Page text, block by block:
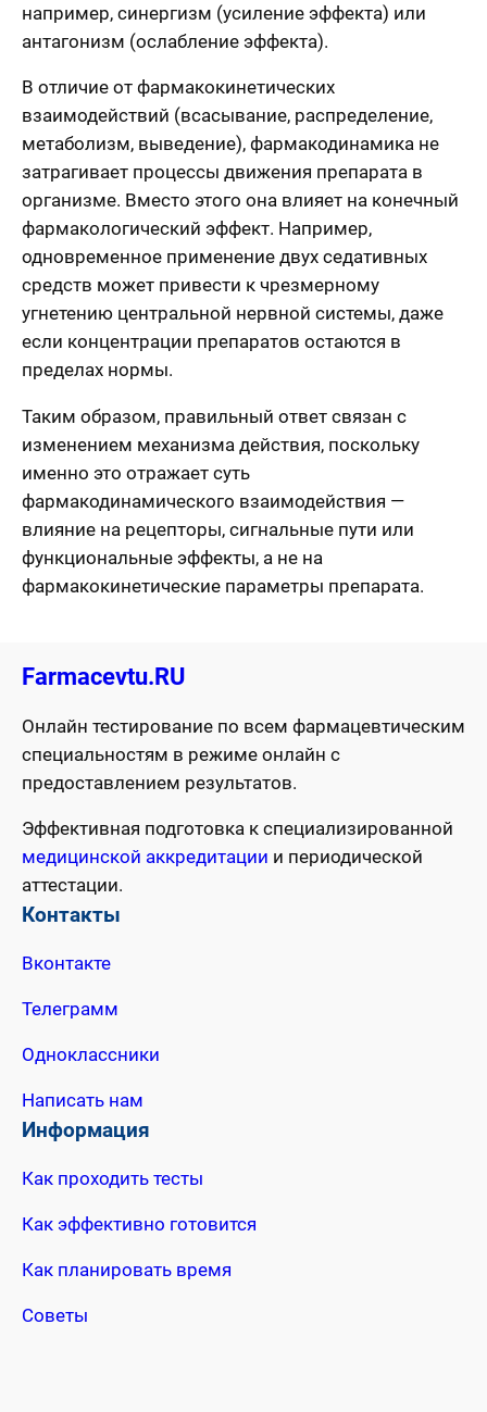
например, синергизм (усиление эффекта) или
антагонизм (ослабление эффекта).
В отличие от фармакокинетических
взаимодействий (всасывание, распределение,
метаболизм, выведение), фармакодинамика не
затрагивает процессы движения препарата в
организме. Вместо этого она влияет на конечный
фармакологический эффект. Например,
одновременное применение двух седативных
средств может привести к чрезмерному
угнетению центральной нервной системы, даже
если концентрации препаратов остаются в
пределах нормы.
Таким образом, правильный ответ связан с
изменением механизма действия, поскольку
именно это отражает суть
фармакодинамического взаимодействия —
влияние на рецепторы, сигнальные пути или
функциональные эффекты, а не на
фармакокинетические параметры препарата.
Farmacevtu.RU
Онлайн тестирование по всем фармацевтическим
специальностям в режиме онлайн с
предоставлением результатов.
Эффективная подготовка к специализированной
медицинской аккредитации и периодической
аттестации.
Контакты
Вконтакте
Телеграмм
Одноклассники
Написать нам
Информация
Как проходить тесты
Как эффективно готовится
Как планировать время
Советы